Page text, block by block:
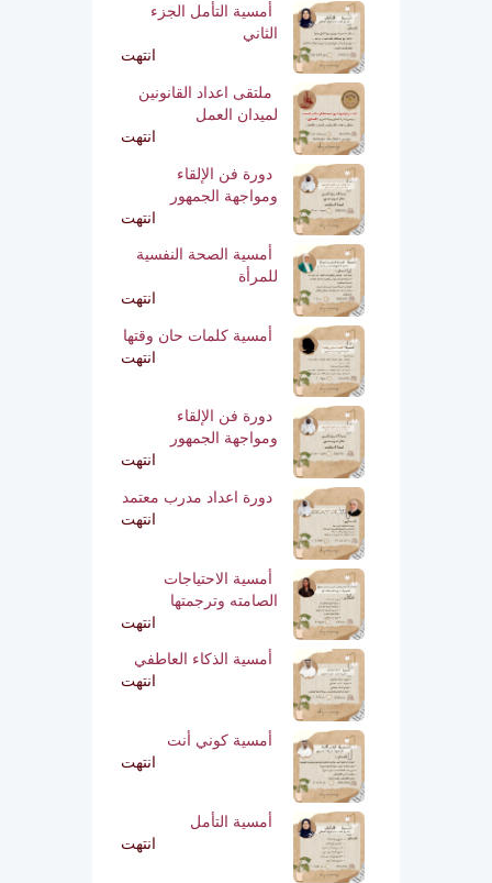
أمسية التأمل الجزء
الثاني
انتهت
ملتقى اعداد القانونين
لميدان العمل
انتهت
دورة فن الإلقاء
ومواجهة الجمهور
انتهت
أمسية الصحة النفسية
للمرأة
انتهت
أمسية كلمات حان وقتها
انتهت
دورة فن الإلقاء
ومواجهة الجمهور
انتهت
دورة اعداد مدرب معتمد
انتهت
أمسية الاحتياجات
الصامته وترجمتها
انتهت
أمسية الذكاء العاطفي
انتهت
أمسية كوني أنت
انتهت
أمسية التأمل
انتهت